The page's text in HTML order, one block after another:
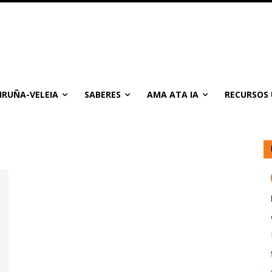
IRUÑA-VELEIA SABERES AMA ATA IA